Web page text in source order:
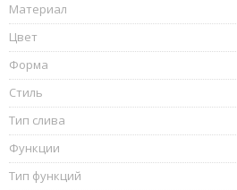
Материал
Цвет
Форма
Стиль
Тип слива
Функции
Тип функций